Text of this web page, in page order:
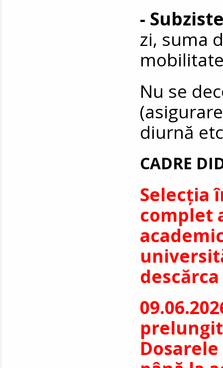
-
zi, suma
Nu se
diurnă
CADRE
Selecția
complet